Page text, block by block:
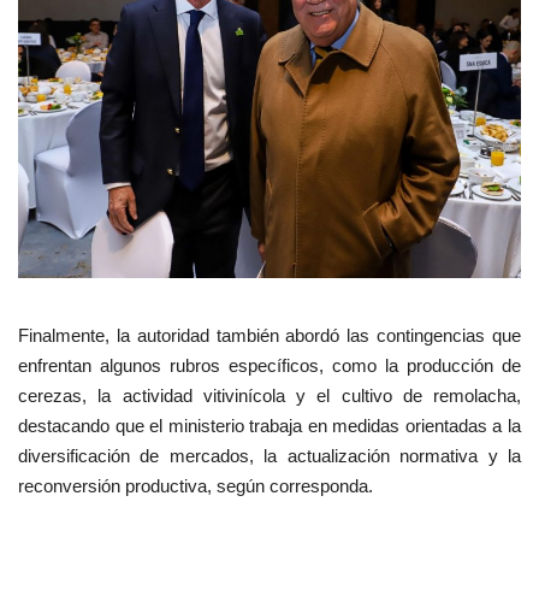
Finalmente, la autoridad también abordó las contingencias que
enfrentan algunos rubros específicos, como la producción de
cerezas, la actividad vitivinícola y el cultivo de remolacha,
destacando que el ministerio trabaja en medidas orientadas a la
diversificación de mercados, la actualización normativa y la
reconversión productiva, según corresponda.